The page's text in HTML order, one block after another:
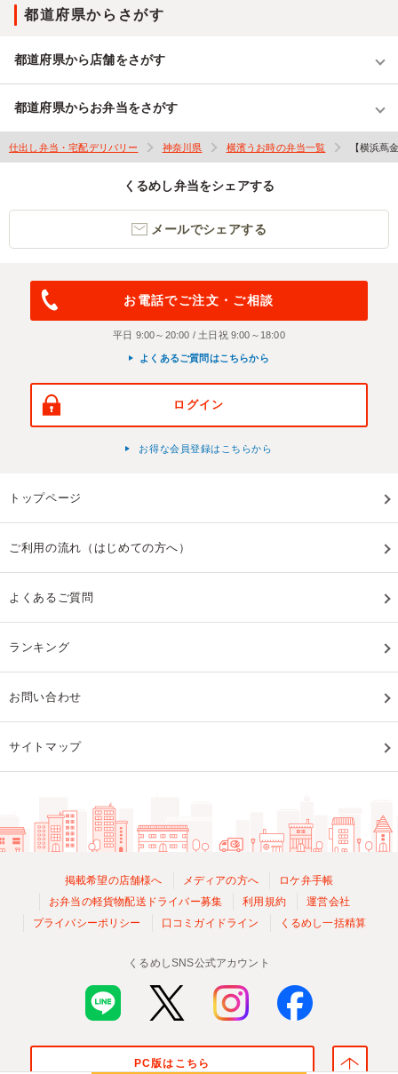
都道府県からさがす
都道府県から店舗をさがす
都道府県からお弁当をさがす
仕出し弁当・宅配デリバリー 神奈川県 横濱うお時の弁当一覧 【横浜蔦
くるめし弁当をシェアする
メールでシェアする
お電話でご注文・ご相談
平日 9:00～20:00 / 土日祝 9:00～18:00
よくあるご質問はこちらから
ログイン
お得な会員登録はこちらから
トップページ
ご利用の流れ（はじめての方へ）
よくあるご質問
ランキング
お問い合わせ
サイトマップ
掲載希望の店舗様へ メディアの方へ
ロケ弁手帳
お弁当の軽貨物配送ドライバー募集
利用規約
運営会社
プライバシーポリシー
口コミガイドライン くるめし一括精算
くるめしSNS公式アカウント
PC版はこちら